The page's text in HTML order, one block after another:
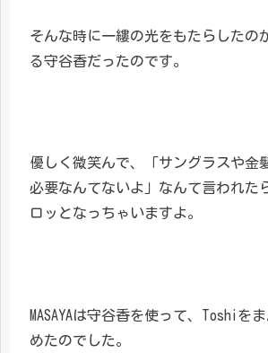
そんな時に一縷の光をもたらしたの
る守谷香だったのです。
優しく微笑んで、「サングラスや金
必要なんてないよ」なんて言われた
ロッとなっちゃいますよ。
MASAYAは守谷香を使って、Toshiを
めたのでした。